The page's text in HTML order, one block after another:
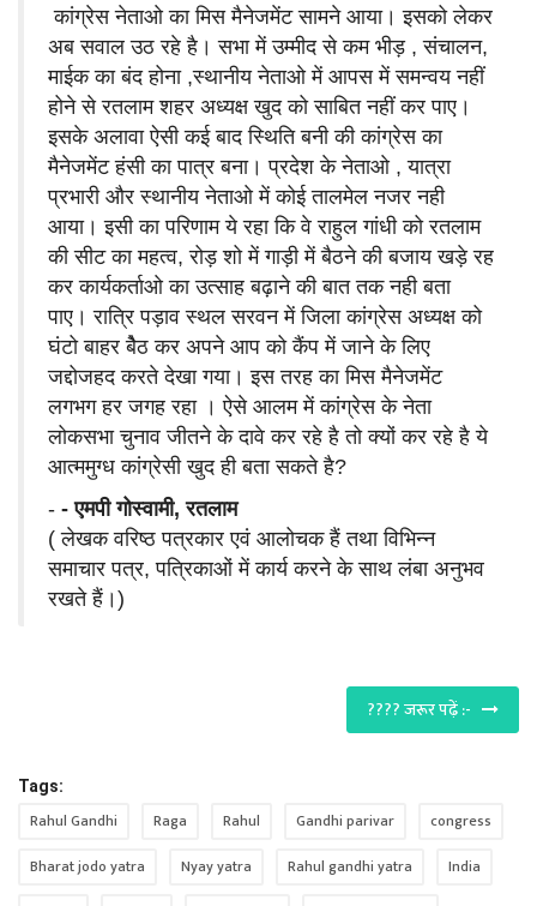
कांग्रेस नेताओ का मिस मैनेजमेंट सामने आया। इसको लेकर
अब सवाल उठ रहे है। सभा में उम्मीद से कम भीड़ , संचालन,
माईक का बंद होना ,स्थानीय नेताओ में आपस में समन्वय नहीं
होने से रतलाम शहर अध्यक्ष खुद को साबित नहीं कर पाए।
इसके अलावा ऐसी कई बाद स्थिति बनी की कांग्रेस का
मैनेजमेंट हंसी का पात्र बना। प्रदेश के नेताओ , यात्रा
प्रभारी और स्थानीय नेताओ में कोई तालमेल नजर नही
आया। इसी का परिणाम ये रहा कि वे राहुल गांधी को रतलाम
की सीट का महत्व, रोड़ शो में गाड़ी में बैठने की बजाय खड़े रह
कर कार्यकर्ताओ का उत्साह बढ़ाने की बात तक नही बता
पाए। रात्रि पड़ाव स्थल सरवन में जिला कांग्रेस अध्यक्ष को
घंटो बाहर बैेठ कर अपने आप को कैंप में जाने के लिए
जद्दोजहद करते देखा गया। इस तरह का मिस मैनेजमेंट
लगभग हर जगह रहा । ऐसे आलम में कांग्रेस के नेता
लोकसभा चुनाव जीतने के दावे कर रहे है तो क्यों कर रहे है ये
आत्ममुग्ध कांग्रेसी खुद ही बता सकते है?
- - एमपी गोस्वामी, रतलाम
( लेखक वरिष्ठ पत्रकार एवं आलोचक हैं तथा विभिन्न
समाचार पत्र, पत्रिकाओं में कार्य करने के साथ लंबा अनुभव
रखते हैं।)
???? जरूर पढ़ें :-
Tags:
Rahul Gandhi Raga Rahul Gandhi parivar
congress
Bharat jodo yatra
Nyay yatra Rahul gandhi yatra
India